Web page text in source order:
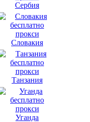
Сербия
Словакия
Танзания
Уганда